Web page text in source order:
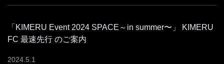
「KIMERU Event 2024 SPACE～in summer〜」 KIMERU
FC 最速先行 のご案内
2024 5 1